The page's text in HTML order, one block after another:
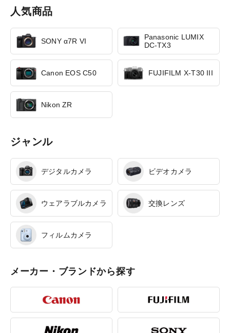
人気商品
SONY α7R VI
Panasonic LUMIX
DC-TX3
Canon EOS C50 FUJIFILM X-T30 III
Nikon ZR
ジャンル
デジタルカメラ ビデオカメラ
ウェアラブルカメラ 交換レンズ
フィルムカメラ
メーカー・ブランドから探す